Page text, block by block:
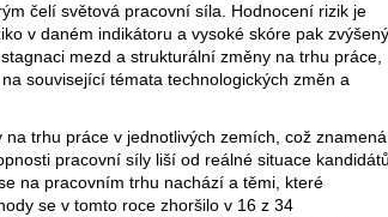
čelí světová pracovní síla. Hodnocení rizik je
v daném indikátoru a vysoké skóre pak zvýšený
mezd a strukturální změny na trhu práce,
související témata technologických změn a
trhu práce v jednotlivých zemích, což znamená,
pracovní síly liší od reálné situace kandidátů
na pracovním trhu nachází a těmi, které
se v tomto roce zhoršilo v 16 z 34